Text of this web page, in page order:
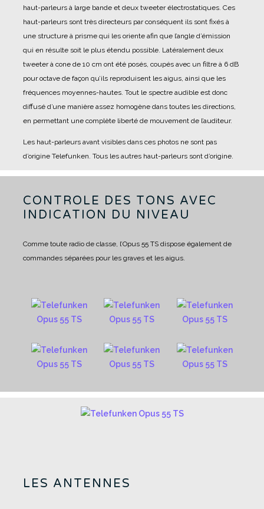
haut-parleurs à large bande et deux tweeter électrostatiques. Ces
haut-parleurs sont très directeurs par conséquent ils sont fixés à
une structure à prisme qui les oriente afin que l’angle d’émission
qui en résulte soit le plus étendu possible. Latéralement deux
tweeter à cone de 10 cm ont été posés, coupés avec un filtre à 6 dB
pour octave de façon qu’ils reproduisent les aigus, ainsi que les
fréquences moyennes-hautes. Tout le spectre audible est donc
diffusé d’une manière assez homogène dans toutes les directions,
en permettant une complète liberté de mouvement de l’auditeur.
Les haut-parleurs avant visibles dans ces photos ne sont pas
d’origine Telefunken. Tous les autres haut-parleurs sont d’origine.
CONTROLE DES TONS AVEC
INDICATION DU NIVEAU
Comme toute radio de classe, l’Opus 55 TS dispose également de
commandes séparées pour les graves et les aigus.
LES ANTENNES